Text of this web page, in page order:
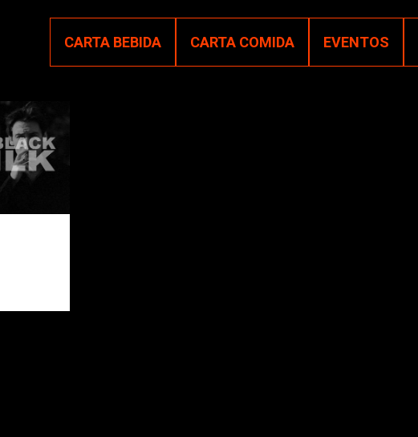
CARTA BEBIDA CARTA COMIDA EVENTOS